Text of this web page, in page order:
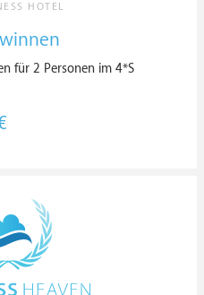
HOTEL
für 2 Personen im 4*S